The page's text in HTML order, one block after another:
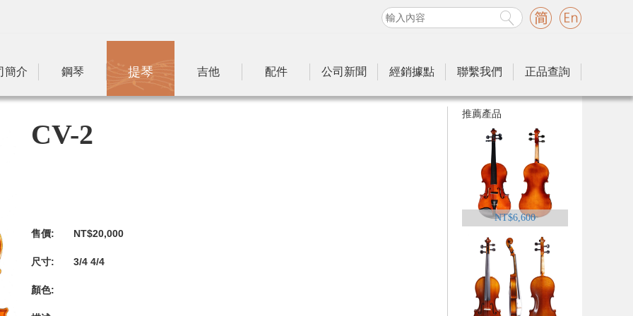
簡介 鋼琴 提琴 吉他 配件 公司新聞 經銷據點 聯繫我們 正品查詢
CV-2
售價: NT$20,000
尺寸: 3/4 4/4
顏色:
推薦產品
NT$6,600